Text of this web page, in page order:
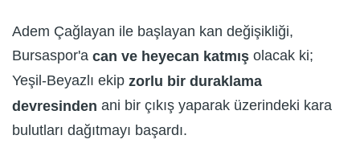
Adem Çağlayan ile başlayan kan değişikliği,
Bursaspor'a can ve heyecan katmış olacak ki;
Yeşil-Beyazlı ekip zorlu bir duraklama
devresinden ani bir çıkış yaparak üzerindeki kara
bulutları dağıtmayı başardı.